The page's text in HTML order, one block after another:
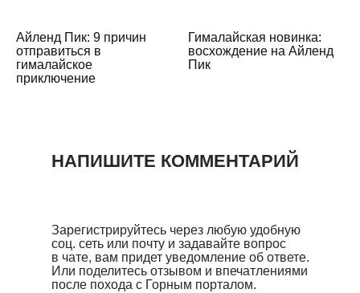
Айленд Пик: 9 причин
отправиться в
гималайское
приключение
Гималайская новинка:
восхождение на Айленд
Пик
Зарегистрируйтесь через любую удобную
соц. сеть или почту и задавайте вопрос
в чате, вам придет уведомление об ответе.
Или поделитесь отзывом и впечатлениями
после похода с Горным порталом.
НАПИШИТЕ КОММЕНТАРИЙ